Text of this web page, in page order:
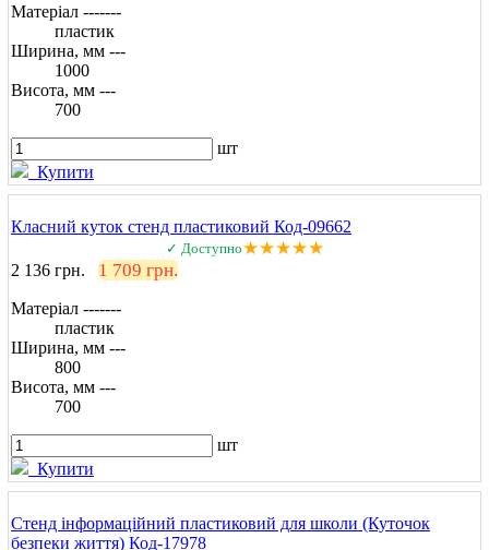
Матеріал -------
пластик
Ширина, мм ---
1000
Висота, мм ---
700
шт
Купити
Класний куток стенд пластиковий Код-09662
✓ Доступно★★★★★
2 136 грн. 1 709 грн.
Матеріал -------
пластик
Ширина, мм ---
800
Висота, мм ---
700
шт
Купити
Стенд інформаційний пластиковий для школи (Куточок
безпеки життя) Код-17978